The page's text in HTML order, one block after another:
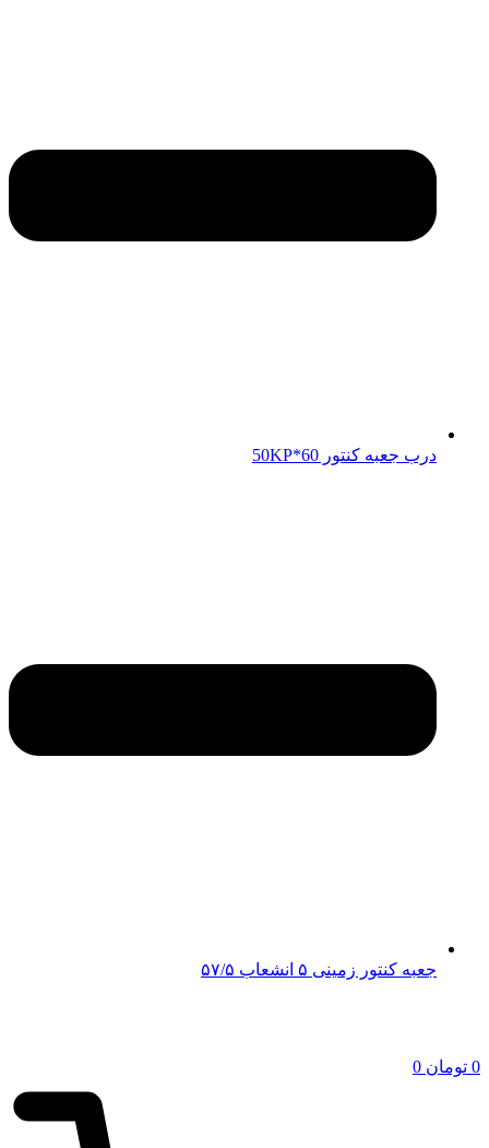
درب جعبه کنتور 50KP*60
جعبه کنتور زمینی ۵ انشعاب ۵۷/۵
0 تومان 0